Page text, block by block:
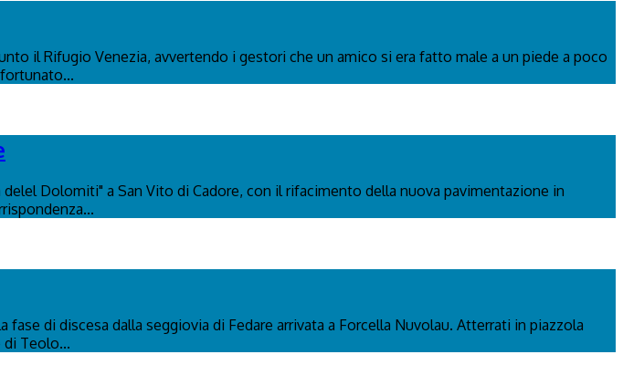
il Rifugio Venezia, avvertendo i gestori che un amico si era fatto male a un piede a poco
Dolomiti" a San Vito di Cadore, con il rifacimento della nuova pavimentazione in
di discesa dalla seggiovia di Fedare arrivata a Forcella Nuvolau. Atterrati in piazzola
di Teolo...